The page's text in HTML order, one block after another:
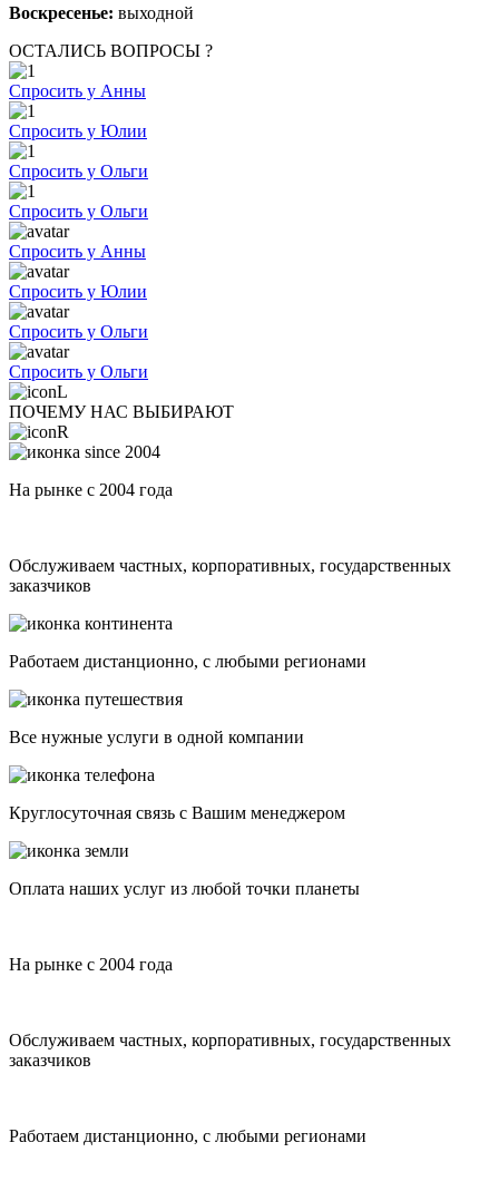
Воскресенье: выходной
ОСТАЛИСЬ ВОПРОСЫ ?
Спросить у Анны
Спросить у Юлии
Спросить у Ольги
Спросить у Ольги
Спросить у Анны
Спросить у Юлии
Спросить у Ольги
Спросить у Ольги
ПОЧЕМУ НАС ВЫБИРАЮТ
На рынке с 2004 года
Обслуживаем частных, корпоративных, государственных
заказчиков
Работаем дистанционно, с любыми регионами
Все нужные услуги в одной компании
Круглосуточная связь с Вашим менеджером
Оплата наших услуг из любой точки планеты
На рынке с 2004 года
Обслуживаем частных, корпоративных, государственных
заказчиков
Работаем дистанционно, с любыми регионами